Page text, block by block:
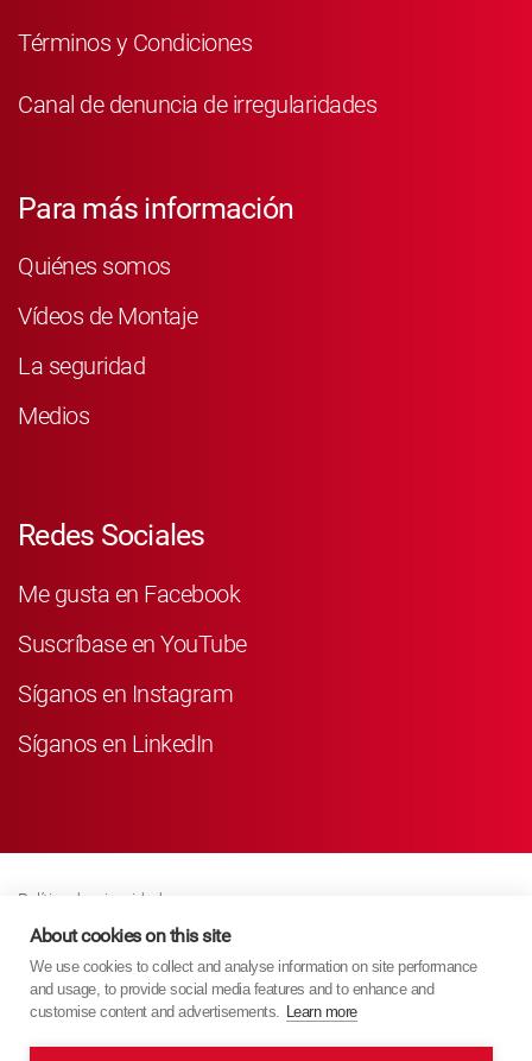
Términos y Condiciones
Canal de denuncia de irregularidades
Para más información
Quiénes somos
Vídeos de Montaje
La seguridad
Medios
Redes Sociales
Me gusta en Facebook
Suscríbase en YouTube
Síganos en Instagram
Síganos en LinkedIn
Política de privacidad
Business Partner Privacy
Política De Cookies
Modern Slavery Act Policy
About cookies on this site
We use cookies to collect and analyse information on site performance
and usage, to provide social media features and to enhance and
customise content and advertisements. Learn more